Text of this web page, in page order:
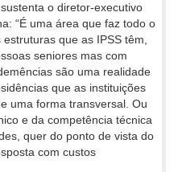
o diretor-executivo
“É uma área que faz todo o
que as IPSS têm,
seniores mas com
são uma realidade
que as instituições
uma forma transversal. Ou
e da competência técnica
quer do ponto de vista do
com custos